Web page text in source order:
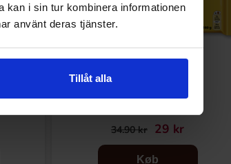
kan i sin tur kombinera informationen
använt deras tjänster.
Tillåt alla
160g Marabou Oreo 160g
34.90 kr 29 kr
Køb